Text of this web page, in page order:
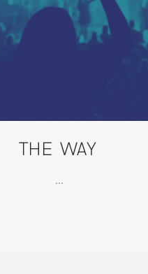
THE WAY
...